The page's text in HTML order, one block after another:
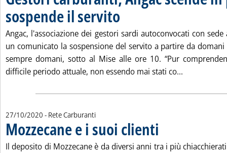
sospende il servito . Pubblicata martedì 27 ottobre 2020 alle
Angac, l'associazione dei gestori sardi autoconvocati con
un comunicato la sospensione del servito a partire da
sempre domani, sotto al Mise alle ore 10. “Pur
difficile periodo attuale, non essendo mai stati co...
27/10/2020 - Rete Carburanti
Mozzecane e i suoi clienti
Il deposito di Mozzecane è da diversi anni tra i più